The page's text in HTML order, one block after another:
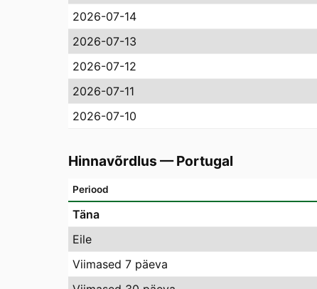
2026-07-14
2026-07-13
2026-07-12
2026-07-11
2026-07-10
Hinnavõrdlus —Portugal
Periood
Täna
Eile
Viimased 7 päeva